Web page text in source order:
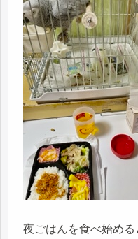
夜ごはんを食べ始め